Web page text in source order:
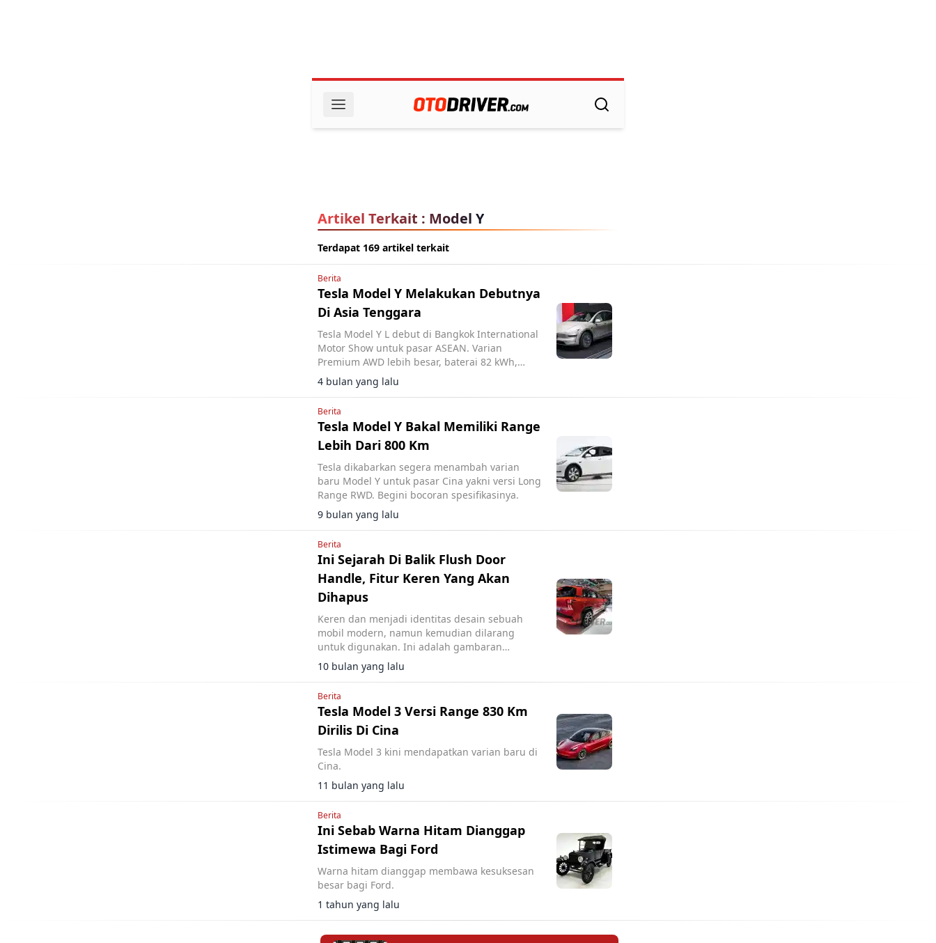
Artikel Terkait : Model Y
Terdapat 169 artikel terkait
Berita
Tesla Model Y Melakukan Debutnya
Di Asia Tenggara
Tesla Model Y L debut di Bangkok International
Motor Show untuk pasar ASEAN. Varian
Premium AWD lebih besar, baterai 82 kWh,
jarak tempuh 681 km WLTP, mendekati
Indonesia.
4 bulan yang lalu
Berita
Tesla Model Y Bakal Memiliki Range
Lebih Dari 800 Km
Tesla dikabarkan segera menambah varian
baru Model Y untuk pasar Cina yakni versi Long
Range RWD. Begini bocoran spesifikasinya.
9 bulan yang lalu
Berita
Ini Sejarah Di Balik Flush Door
Handle, Fitur Keren Yang Akan
Dihapus
Keren dan menjadi identitas desain sebuah
mobil modern, namun kemudian dilarang
untuk digunakan. Ini adalah gambaran
perjalanan flush door handle atau pop up door
handle.
10 bulan yang lalu
Berita
Tesla Model 3 Versi Range 830 Km
Dirilis Di Cina
Tesla Model 3 kini mendapatkan varian baru di
Cina.
11 bulan yang lalu
Berita
Ini Sebab Warna Hitam Dianggap
Istimewa Bagi Ford
Warna hitam dianggap membawa kesuksesan
besar bagi Ford.
1 tahun yang lalu